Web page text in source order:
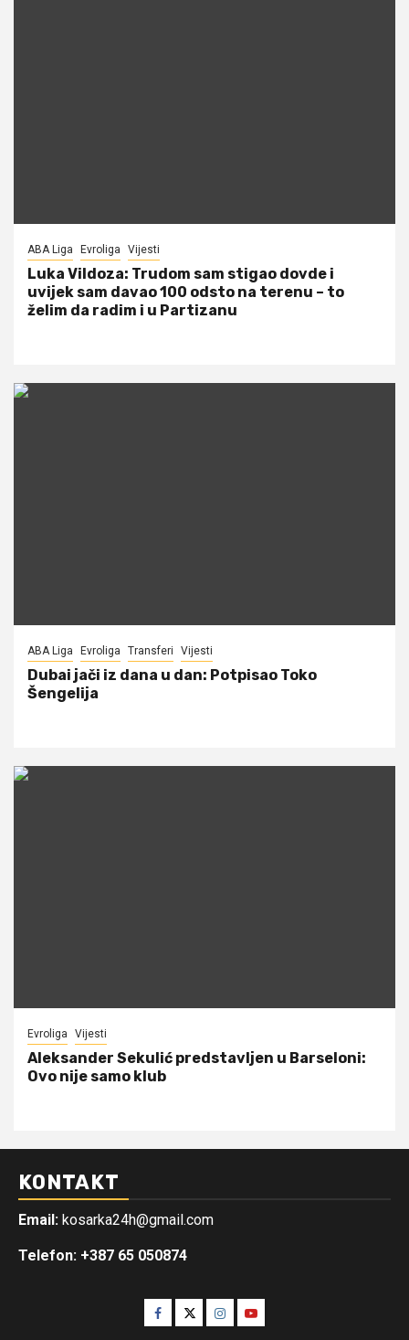
ABA Liga Evroliga Vijesti
Luka Vildoza: Trudom sam stigao dovde i
uvijek sam davao 100 odsto na terenu – to
želim da radim i u Partizanu
ABA Liga Evroliga Transferi Vijesti
Dubai jači iz dana u dan: Potpisao Toko
Šengelija
Evroliga Vijesti
Aleksander Sekulić predstavljen u Barseloni:
Ovo nije samo klub
KONTAKT
Email: kosarka24h@gmail.com
Telefon: +387 65 050874
Facebook
TwitterInstagram
Youtube